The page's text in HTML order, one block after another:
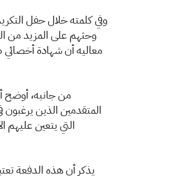
وفي كلمته خلال حفل
وحثهم على المزيد من
معاليه أن شهادة
من جانبه، أوضح
المتقدمين الذين يرغبون
التي يتعين عليهم